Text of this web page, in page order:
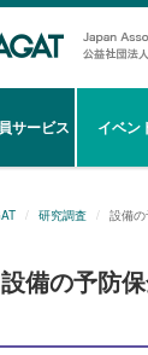
サービス イベン
研究調査 設備
設備の予防